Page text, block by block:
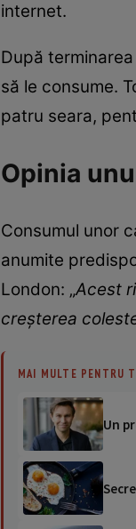
internet.
După
să le consume.
patru seara,
Opinia
Consumul unor
anumite
London: „Acest
creșterea
MAI MULTE PENTRU
Un